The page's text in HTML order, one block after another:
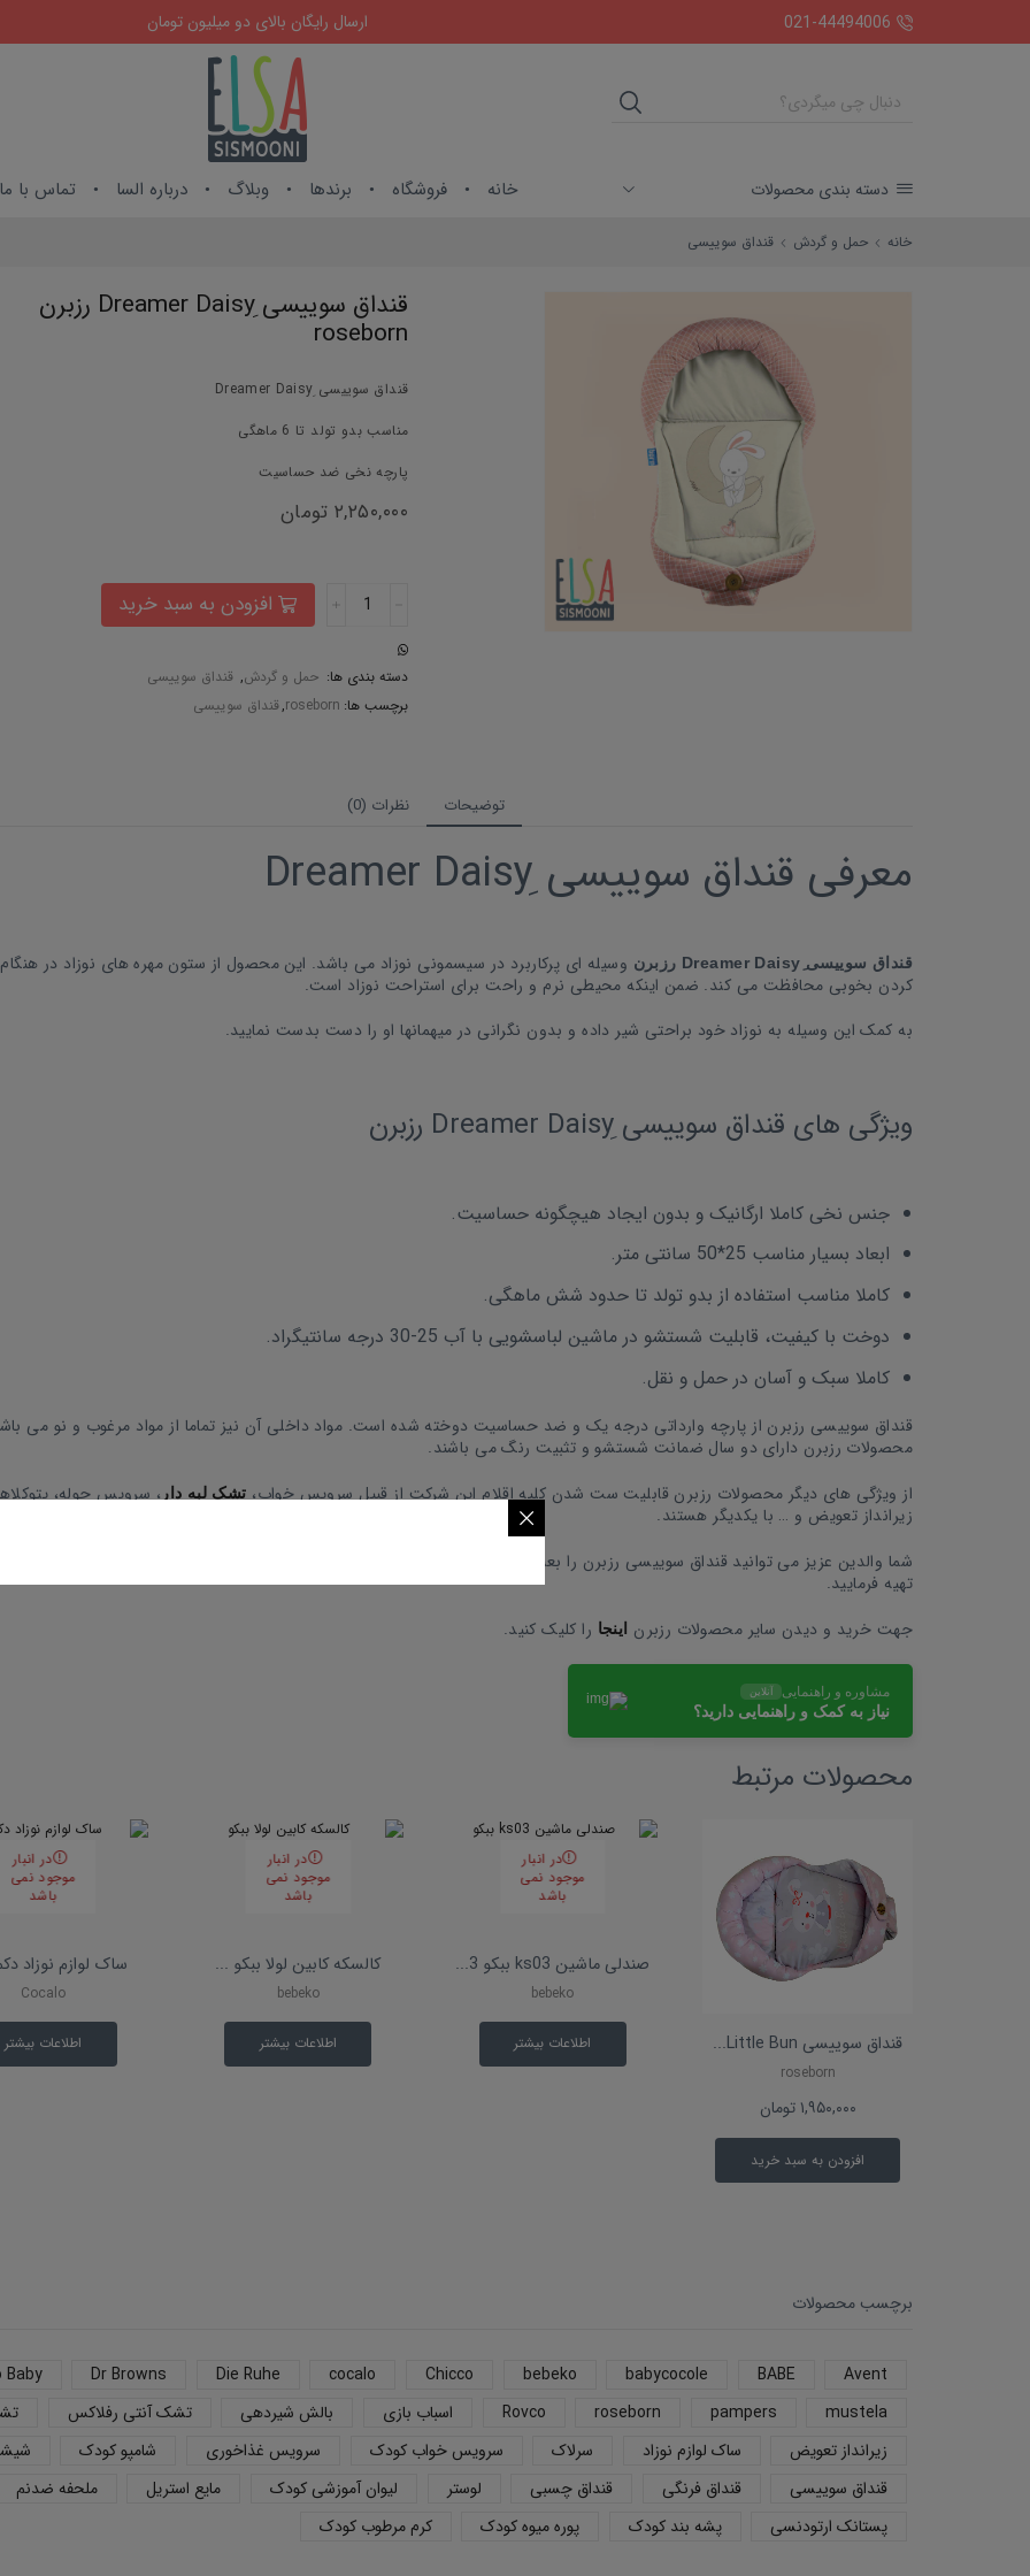
021-44494006
ارسال رایگان بالای دو میلیون تومان ارسال رایگان بالای دو میلیون تومان
دسته بندی محصولات خانه فروشگاه برندها وبلاگ درباره السا تماس با
خانه حمل و گردش قنداق سوییسی
قنداق سوییسی ِDreamer Daisy رزبرن
roseborn
قنداق سوییسی ِDreamer Daisy
مناسب بدو تولد تا 6 ماهگی
پارچه نخی ضد حساسیت
۲,۲۵۰,۰۰۰ تومان
افزودن به سبد خرید
دسته بندی ها: حمل و گردش, قنداق سوییسی
برچسب ها: roseborn
,قنداق سوییسی
توضیحات نظرات (0)
معرفی قنداق سوییسی ِDreamer Daisy
قنداق سوییسی ِDreamer Daisy رزبرن
وسیله ای پرکاربرد در سیسمونی نوزاد می باشد. این محصول از ستون مهره های نوزاد در
کردن بخوبی محافظت می کند. ضمن اینکه محیطی نرم و راحت برای استراحت نوزاد است.
به کمک این وسیله به نوزاد خود براحتی شیر داده و بدون نگرانی در میهمانها او را دست بدست نمایید.
ویژگی های قنداق سوییسی ِDreamer Daisy رزبرن
جنس نخی کاملا ارگانیک و بدون ایجاد هیچگونه حساسیت.
ابعاد بسیار مناسب 25*50 سانتی متر.
کاملا مناسب استفاده از بدو تولد تا حدود شش ماهگی.
دوخت با کیفیت، قابلیت شستشو در ماشین لباسشویی با آب 25-30 درجه سانتیگراد.
کاملا سبک و آسان در حمل و نقل.
قنداق سوییسی رزبرن از پارچه وارداتی درجه یک و ضد حساسیت دوخته شده است. مواد داخلی آن نیز تماما از مواد مرغوب و نو می
محصولات رزبرن دارای دو سال ضمانت شستشو و تثبیت رنگ می باشند.
از ویژگی های دیگر محصولات رزبرن قابلیت ست شدن کلیه اقلام این شرکت از قبیل سرویس خواب،تشک لبه دار ، سرویس حوله،
زیرانداز تعویض و … با یکدیگر هستند.
شما والدین عزیز می توانید قنداق سوییسی رزبرن را بعلاوه کلیه اقلام مورد نظر خود با انتخاب یک طرح زیبا و یکنواخت از سایت
تهیه فرمایید.
جهت خرید و دیدن سایر محصولات رزبرن اینجا را کلیک کنید.
مشاوره و راهنمایی آنلاین
نیاز به کمک و راهنمایی دارید؟
محصولات مرتبط
قنداق سوییسی Little Bun...
roseborn
۱,۹۵۰,۰۰۰ تومان
افزودن به سبد خرید
در انبار
موجود نمی
باشد
صندلی ماشین ks03 ببکو 3...
bebeko
اطلاعات بیشتر
در انبار
موجود نمی
باشد
کالسکه کابین لولا ببکو ...
bebeko
اطلاعات بیشتر
در انبار
موجود نمی
باشد
ساک لوازم نوزاد
Cocalo
اطلاعات بیشتر
برچسب محصولات
Avent
BABE
babycocole
bebeko
Chicco
cocalo
Die Ruhe
Dr Browns
Baby
mustela
pampers
roseborn
Rovco اسباب بازی بالش شیردهی تشک آنتی رفلاکس
زیرانداز تعویض
ساک لوازم نوزاد سرلاک سرویس خواب کودک سرویس غذاخوری شامپو کودک
قنداق سوییسی
قنداق فرنگی قنداق چسبی لوستر لیوان آموزشی کودک مایع استریل
ملحفه ضدنم
پستانک ارتودنسی
پشه بند کودک پوره میوه کودک کرم مرطوب کودک